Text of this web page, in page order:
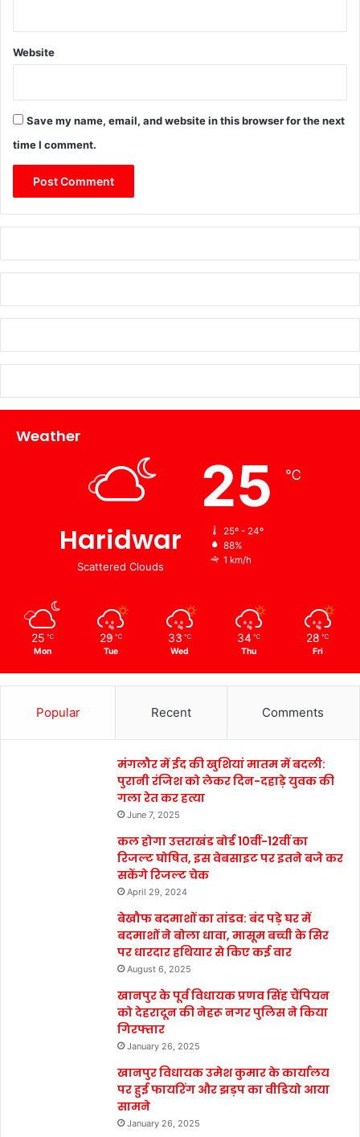
Website
Save my name, email, and website in this browser for the next
time I comment.
Weather
Haridwar
Scattered Clouds
25 ℃
25º - 24º
88%
1 km/h
25 ℃
Mon
29 ℃
Tue
33 ℃
Wed
34 ℃
Thu
28 ℃
Fri
Popular Recent Comments
मंगलौर में ईद की खुशियां मातम में बदली:
पुरानी रंजिश को लेकर दिन-दहाड़े युवक की
गला रेत कर हत्या
June 7, 2025
कल होगा उत्तराखंड बोर्ड 10वीं-12वीं का
रिजल्ट घोषित, इस वेबसाइट पर इतने बजे कर
सकेंगे रिजल्ट चेक
April 29, 2024
बेखौफ बदमाशों का तांडव: बंद पड़े घर में
बदमाशों ने बोला धावा, मासूम बच्ची के सिर
पर धारदार हथियार से किए कई वार
August 6, 2025
खानपुर के पूर्व विधायक प्रणव सिंह चैंपियन
को देहरादून की नेहरू नगर पुलिस ने किया
गिरफ्तार
January 26, 2025
खानपुर विधायक उमेश कुमार के कार्यालय
पर हुई फायरिंग और झड़प का वीडियो आया
सामने
January 26, 2025